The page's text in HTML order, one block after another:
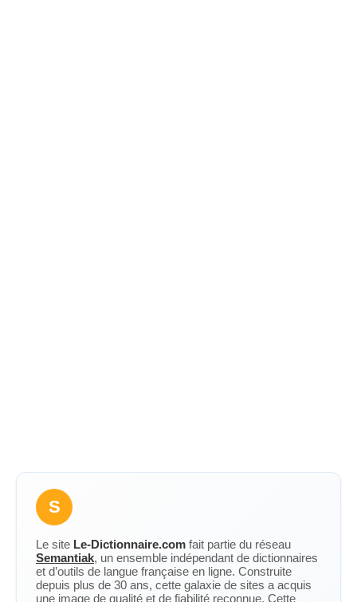
S
Le site Le-Dictionnaire.com fait partie du réseau
Semantiak, un ensemble indépendant de dictionnaires
et d’outils de langue française en ligne. Construite
depuis plus de 30 ans, cette galaxie de sites a acquis
une image de qualité et de fiabilité reconnue. Cette